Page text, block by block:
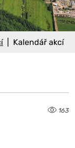
Kalendář akcí
163